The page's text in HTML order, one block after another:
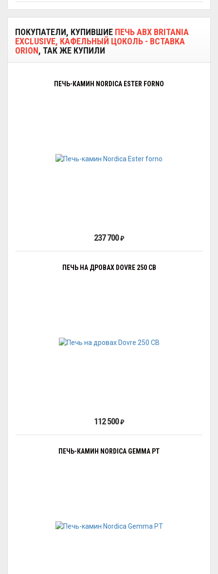
ПОКУПАТЕЛИ, КУПИВШИЕ ПЕЧЬ ABX BRITANIA
EXCLUSIVE, КАФЕЛЬНЫЙ ЦОКОЛЬ - ВСТАВКА
ORION, ТАК ЖЕ КУПИЛИ
ПЕЧЬ-КАМИН NORDICA ESTER FORNO
237 700₽
ПЕЧЬ НА ДРОВАХ DOVRE 250 CB
112 500₽
ПЕЧЬ-КАМИН NORDICA GEMMA PT